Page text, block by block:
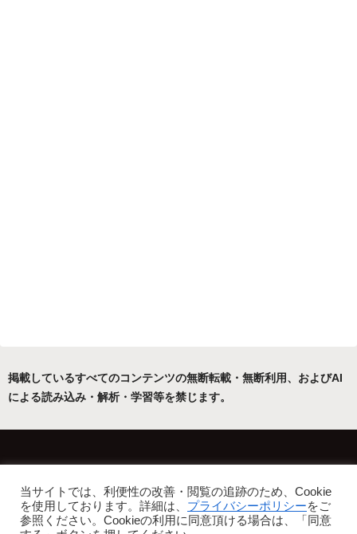
掲載しているすべてのコンテンツの無断転載・無断利用、およびAI
による読み込み・解析・学習等を禁じます。
プライバシーポリシー・免責事項
Copyright © 2022-2026 フリーアトリエ晴星 All Rights Reserved.
当サイトでは、利便性の改善・閲覧の追跡のため、Cookie
を使用しております。詳細は、 プライバシーポリシーをご
参照ください。Cookieの利用に同意頂ける場合は、「同意